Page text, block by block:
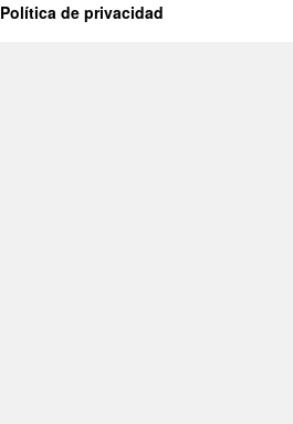
Política de privacidad